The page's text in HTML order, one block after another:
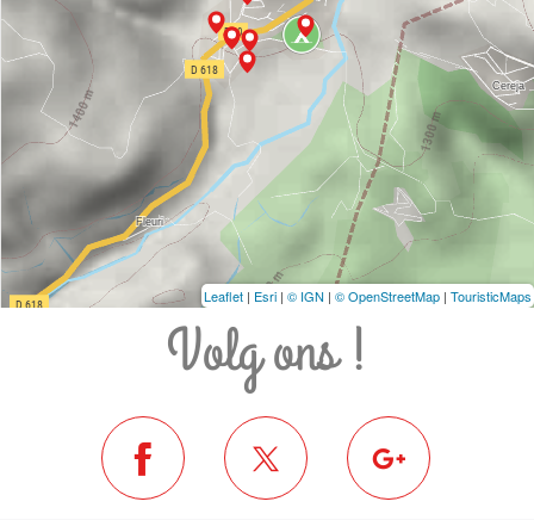
Leaflet | Esri | © IGN | © OpenStreetMap | TouristicMaps
Volg ons !